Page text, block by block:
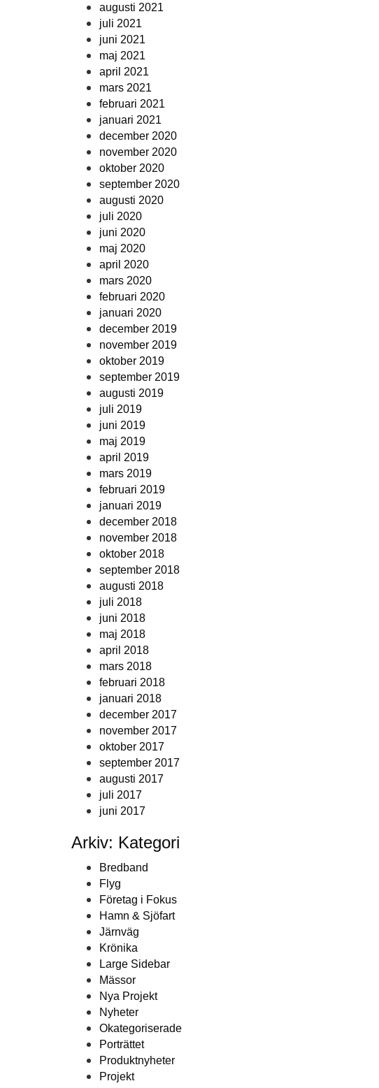
augusti 2021
juli 2021
juni 2021
maj 2021
april 2021
mars 2021
februari 2021
januari 2021
december 2020
november 2020
oktober 2020
september 2020
augusti 2020
juli 2020
juni 2020
maj 2020
april 2020
mars 2020
februari 2020
januari 2020
december 2019
november 2019
oktober 2019
september 2019
augusti 2019
juli 2019
juni 2019
maj 2019
april 2019
mars 2019
februari 2019
januari 2019
december 2018
november 2018
oktober 2018
september 2018
augusti 2018
juli 2018
juni 2018
maj 2018
april 2018
mars 2018
februari 2018
januari 2018
december 2017
november 2017
oktober 2017
september 2017
augusti 2017
juli 2017
juni 2017
Arkiv: Kategori
Bredband
Flyg
Företag i Fokus
Hamn & Sjöfart
Järnväg
Krönika
Large Sidebar
Mässor
Nya Projekt
Nyheter
Okategoriserade
Porträttet
Produktnyheter
Projekt